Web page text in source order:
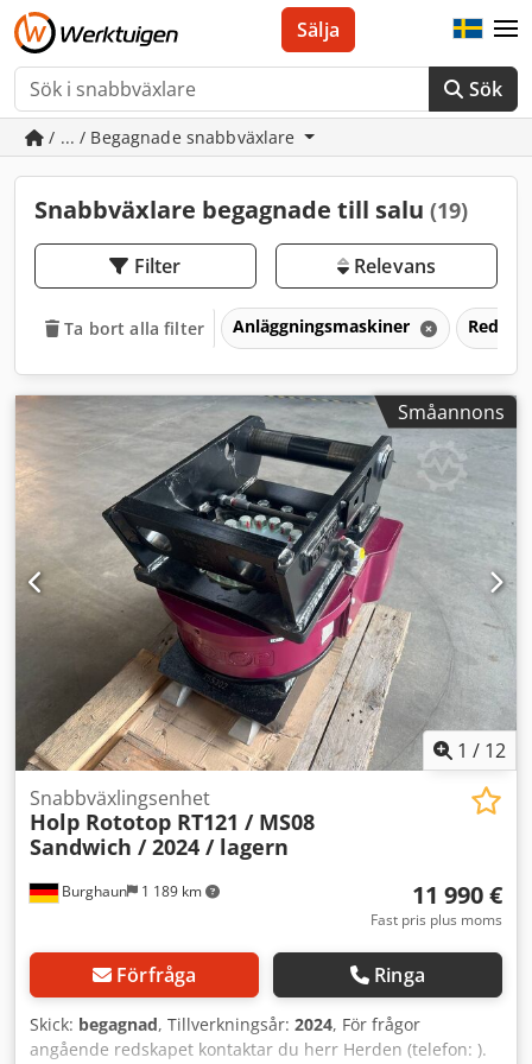
Sök
Sälja
/ ... / Begagnade snabbväxlare
Snabbväxlare begagnade till salu (19)
Filter Relevans
Ta bort alla filter Anläggningsmaskiner
Småannons
1 / 12
Burghaun 1 189 km
Snabbväxlingsenhet
Holp Rototop RT121 / MS08
Sandwich / 2024 / lagern
11 990 €
Fast pris plus moms
Förfråga Ringa
Skick: begagnad, Tillverkningsår: 2024, För frågor
angående redskapet kontaktar du herr Herden (telefon: ).